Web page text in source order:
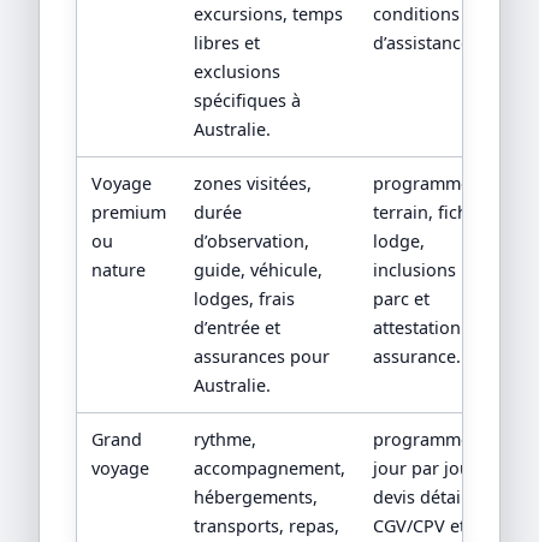
excursions, temps
libres et
exclusions
spécifiques à
Australie.
conditions
d’assistance.
Voyage
premium
ou
nature
zones visitées,
durée
d’observation,
guide, véhicule,
lodges, frais
d’entrée et
assurances pour
Australie.
programme
terrain, fiche
lodge,
inclusions
parc et
attestation
assurance.
Grand
voyage
rythme,
accompagnement,
hébergements,
transports, repas,
programme
jour par jour,
devis détaillé,
CGV/CPV et